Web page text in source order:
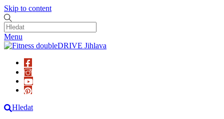
Skip to content
Menu
Hledat